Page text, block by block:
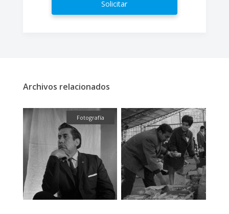
Solicitar
Archivos relacionados
Fotografía